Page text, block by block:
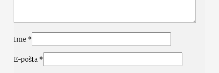
Ime *
E-pošta *